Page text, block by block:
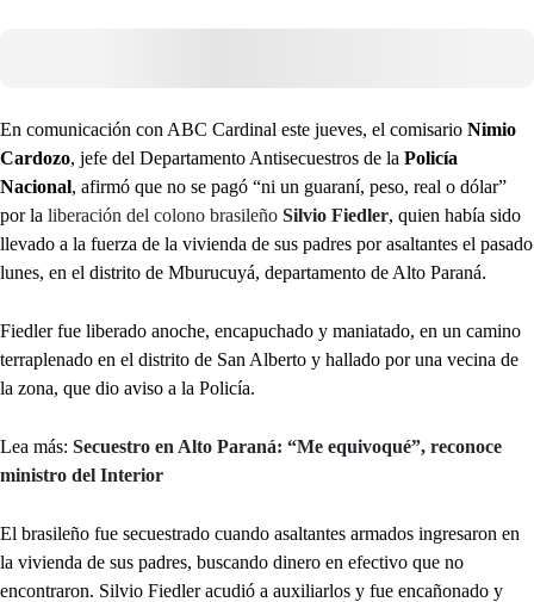
En comunicación con ABC Cardinal este jueves, el comisario Nimio
Cardozo, jefe del Departamento Antisecuestros de la Policía
Nacional, afirmó que no se pagó “ni un guaraní, peso, real o dólar”
por la liberación del colono brasileño Silvio Fiedler, quien había sido
llevado a la fuerza de la vivienda de sus padres por asaltantes el pasado
lunes, en el distrito de Mburucuyá, departamento de Alto Paraná.
Fiedler fue liberado anoche, encapuchado y maniatado, en un camino
terraplenado en el distrito de San Alberto y hallado por una vecina de
la zona, que dio aviso a la Policía.
Lea más: Secuestro en Alto Paraná: “Me equivoqué”, reconoce
ministro del Interior
El brasileño fue secuestrado cuando asaltantes armados ingresaron en
la vivienda de sus padres, buscando dinero en efectivo que no
encontraron. Silvio Fiedler acudió a auxiliarlos y fue encañonado y